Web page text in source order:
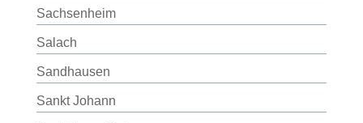
Sachsenheim
Salach
Sandhausen
Sankt Johann